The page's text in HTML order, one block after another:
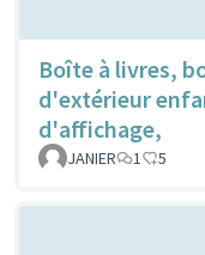
Boîte à livres,
d'extérieur
d'affichage,
JANIER 1 5